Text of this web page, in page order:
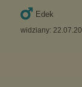
Edek
widziany: